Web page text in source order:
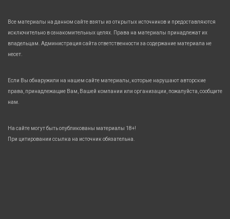
Все материалы на данном сайте взяты из открытых источников и предоставляются
исключительно в ознакомительных целях. Права на материалы принадлежат их
владельцам. Администрация сайта ответственности за содержание материала не
несет.
Если Вы обнаружили на нашем сайте материалы, которые нарушают авторские
права, принадлежащие Вам, Вашей компании или организации, пожалуйста, сообщите
нам.
На сайте могут быть опубликованы материалы 18+!
При цитировании ссылка на источник обязательна.